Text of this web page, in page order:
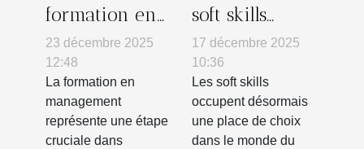
formation en
management
transforme-t-
elle les
managers
débutants ?
23 décembre 2025
12:48
La formation en
management
représente une étape
cruciale dans
soft skills
transforment
le paysage
managérial
moderne ?
17 décembre 2025
10:36
Les soft skills
occupent désormais
une place de choix
dans le monde du